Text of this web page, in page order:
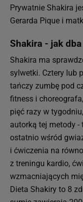
Prywatnie Shakira
Gerarda Pique i
Shakira - jak
Shakira ma
sylwetki. Cztery lub
tańczy zumbę pod
fitness i
pięć razy w
autorką tej metody -
ostatnio wśród
i ćwiczenia na
z treningu kardio,
wzmacniających
Dieta Shakiry to 8